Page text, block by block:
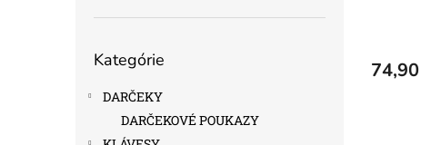
kategórie
Kategórie
DARČEKY
DARČEKOVÉ POUKAZY